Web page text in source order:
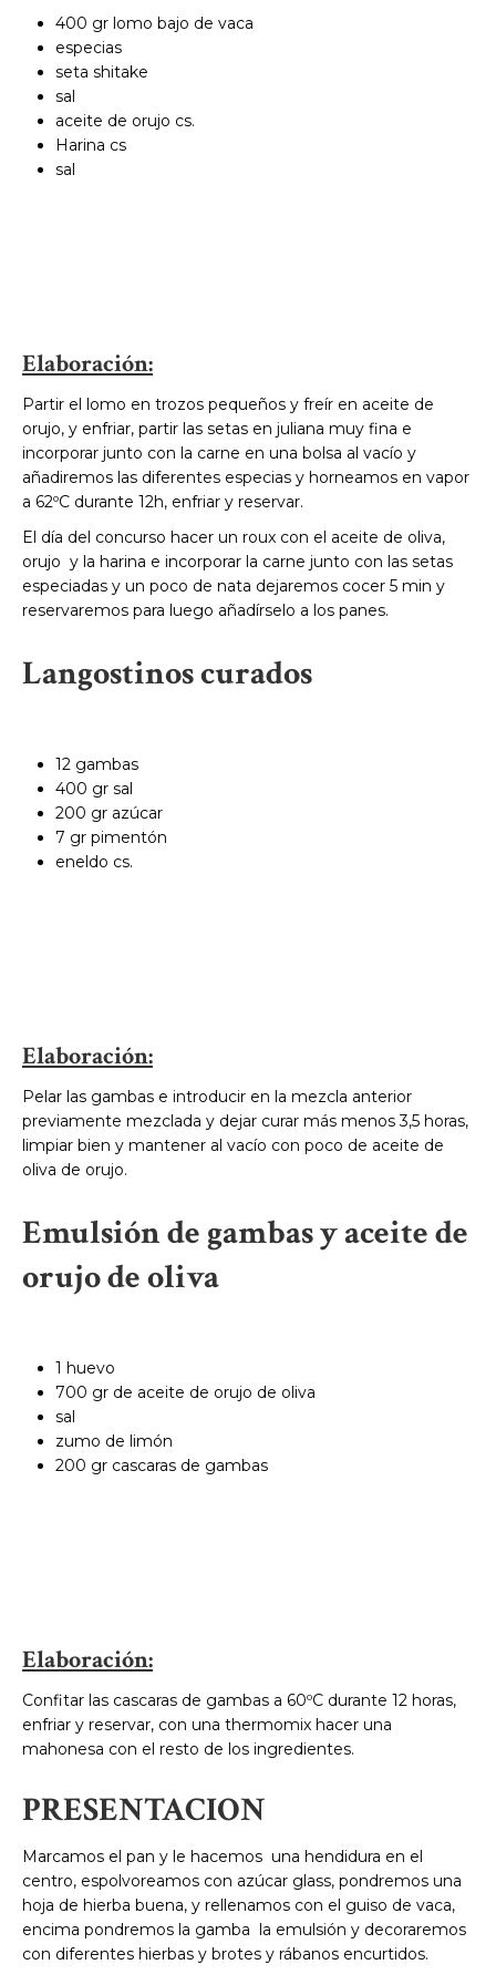
400 gr lomo bajo de vaca
especias
seta shitake
sal
aceite de orujo cs.
Harina cs
sal
Elaboración:
Partir el lomo en trozos pequeños y freír en aceite de
orujo, y enfriar, partir las setas en juliana muy fina e
incorporar junto con la carne en una bolsa al vacío y
añadiremos las diferentes especias y horneamos en vapor
a 62ºC durante 12h, enfriar y reservar.
El día del concurso hacer un roux con el aceite de oliva,
orujo y la harina e incorporar la carne junto con las setas
especiadas y un poco de nata dejaremos cocer 5 min y
reservaremos para luego añadírselo a los panes.
Langostinos curados
12 gambas
400 gr sal
200 gr azúcar
7 gr pimentón
eneldo cs.
Elaboración:
Pelar las gambas e introducir en la mezcla anterior
previamente mezclada y dejar curar más menos 3,5 horas,
limpiar bien y mantener al vacío con poco de aceite de
oliva de orujo.
Emulsión de gambas y aceite de
orujo de oliva
1 huevo
700 gr de aceite de orujo de oliva
sal
zumo de limón
200 gr cascaras de gambas
Elaboración:
Confitar las cascaras de gambas a 60ºC durante 12 horas,
enfriar y reservar, con una thermomix hacer una
mahonesa con el resto de los ingredientes.
PRESENTACION
Marcamos el pan y le hacemos una hendidura en el
centro, espolvoreamos con azúcar glass, pondremos una
hoja de hierba buena, y rellenamos con el guiso de vaca,
encima pondremos la gamba la emulsión y decoraremos
con diferentes hierbas y brotes y rábanos encurtidos.